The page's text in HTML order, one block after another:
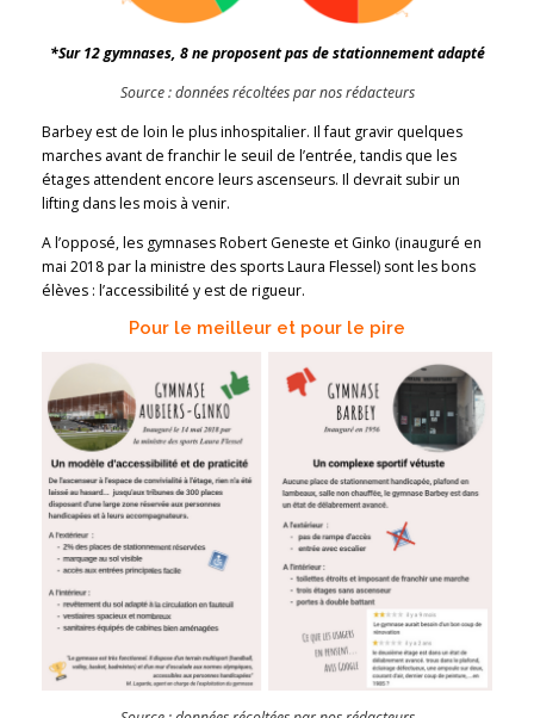
*Sur 12 gymnases, 8 ne proposent pas de stationnement adapté
Source : données récoltées par nos rédacteurs
Barbey est de loin le plus inhospitalier. Il faut gravir quelques
marches avant de franchir le seuil de l’entrée, tandis que les
étages attendent encore leurs ascenseurs. Il devrait subir un
lifting dans les mois à venir.
A l’opposé, les gymnases Robert Geneste et Ginko (inauguré en
mai 2018 par la ministre des sports Laura Flessel) sont les bons
élèves : l’accessibilité y est de rigueur.
Pour le meilleur et pour le pire